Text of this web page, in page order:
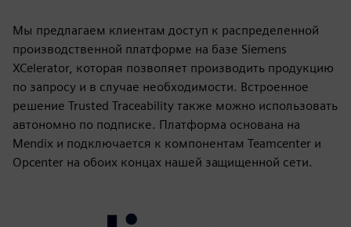
Мы предлагаем клиентам доступ к распределенной
производственной платформе на базе Siemens
XCelerator, которая позволяет производить продукцию
по запросу и в случае необходимости. Встроенное
решение Trusted Traceability также можно использовать
автономно по подписке. Платформа основана на
Mendix и подключается к компонентам Teamcenter и
Opcenter на обоих концах нашей защищенной сети.